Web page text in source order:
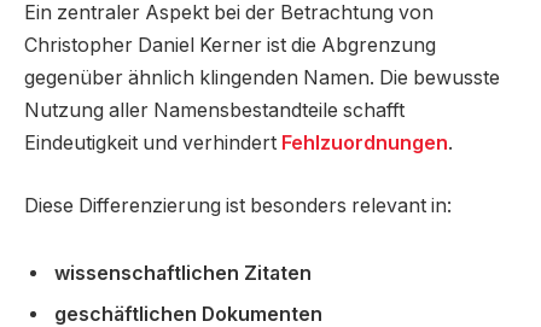
Ein zentraler Aspekt bei der Betrachtung von
Christopher Daniel Kerner ist die Abgrenzung
gegenüber ähnlich klingenden Namen. Die bewusste
Nutzung aller Namensbestandteile schafft
Eindeutigkeit und verhindert Fehlzuordnungen.
Diese Differenzierung ist besonders relevant in:
wissenschaftlichen Zitaten
geschäftlichen Dokumenten